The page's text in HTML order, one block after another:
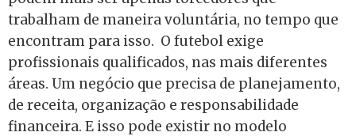
trabalham de maneira voluntária, no tempo que
encontram para isso. O futebol exige
profissionais qualificados, nas mais diferentes
áreas. Um negócio que precisa de planejamento,
de receita, organização e responsabilidade
financeira. E isso pode existir no modelo